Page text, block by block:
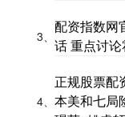
3、
配资指数网
话 重点讨
4、
正规股票配
本美和七局